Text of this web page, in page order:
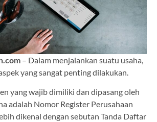
– Dalam menjalankan suatu usaha,
yang sangat penting dilakukan.
yang wajib dimiliki dan dipasang oleh
adalah Nomor Register Perusahaan
dikenal dengan sebutan Tanda Daftar